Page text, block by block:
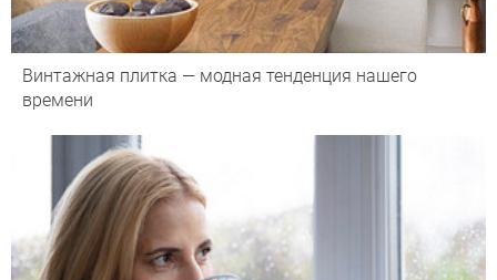
Винтажная плитка — модная тенденция нашего
времени